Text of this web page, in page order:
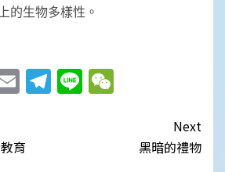
的生物多樣性。
EmailTelegram
Line
育
Next
黑暗的禮物